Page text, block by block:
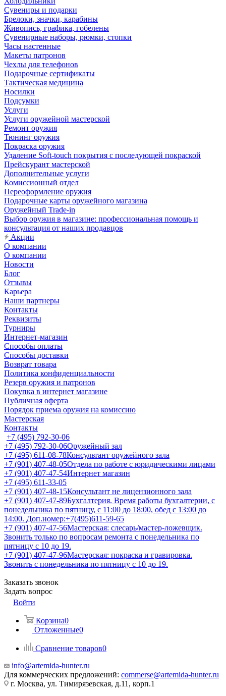
Сувениры и подарки
Брелоки, значки, карабины
Живопись, графика, гобелены
Сувенирные наборы, рюмки, стопки
Часы настенные
Макеты патронов
Чехлы для телефонов
Подарочные сертификаты
Тактическая медицина
Носилки
Подсумки
Услуги
Услуги оружейной мастерской
Ремонт оружия
Тюнинг оружия
Покраска оружия
Удаление Soft-touch покрытия с последующей покраской
Прейскурант мастерской
Дополнительные услуги
Комиссионный отдел
Переоформление оружия
Подарочные карты оружейного магазина
Оружейный Trade-in
Выбор оружия в магазине: профессиональная помощь и
консультация от наших продавцов
Акции
О компании
О компании
Новости
Блог
Отзывы
Карьера
Наши партнеры
Контакты
Реквизиты
Турниры
Интернет-магазин
Способы оплаты
Способы доставки
Возврат товара
Политика конфиденциальности
Резерв оружия и патронов
Покупка в интернет магазине
Публичная оферта
Порядок приема оружия на комиссию
Мастерская
Контакты
+7 (495) 792-30-06
+7 (495) 792-30-06Оружейный зал
+7 (495) 611-08-78Консультант оружейного зала
+7 (901) 407-48-05Отдела по работе с юридическими лицами
+7 (901) 407-47-54Интернет магазин
+7 (495) 611-33-05
+7 (901) 407-48-15Консультант не лицензионного зала
+7 (901) 407-47-89Бухгалтерия. Время работы бухгалтерии, с
понедельника по пятницу, с 11:00 до 18:00, обед с 13:00 до
14:00. Доп.номер:+7(495)611-59-65
+7 (901) 407-47-56Мастерская: слесарь/мастер-ложевщик.
Звонить только по вопросам ремонта с понедельника по
пятницу с 10 до 19.
+7 (901) 407-47-96Мастерская: покраска и гравировка.
Звонить с понедельника по пятницу с 10 до 19.
Заказать звонок
Задать вопрос
Войти
Корзина0
Отложенные0
Сравнение товаров0
info@artemida-hunter.ru
Для коммерческих предложений: commerse@artemida-hunter.ru
г. Москва, ул. Тимирязевская, д.11, корп.1